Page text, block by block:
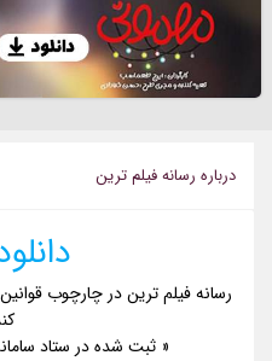
درباره رسانه فيلم ترين
رسانه فیلم ترین در چارچوب
« ثبت شده در ستاد